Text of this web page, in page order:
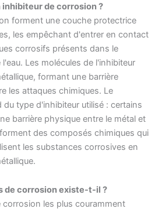
de corrosion ?
forment une couche protectrice
les empêchant d'entrer en contact
corrosifs présents dans le
Les molécules de l'inhibiteur
formant une barrière
les attaques chimiques. Le
type d'inhibiteur utilisé : certains
barrière physique entre le métal et
des composés chimiques qui
les substances corrosives en
de corrosion existe-t-il ?
les plus couramment